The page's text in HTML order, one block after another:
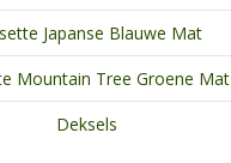
Japanse Blauwe Mat
Mountain Tree Groene Mat
Deksels